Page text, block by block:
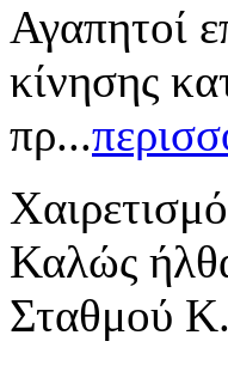
Αγαπητοί
κίνησης
πρ...
Καλώς
Σταθμού